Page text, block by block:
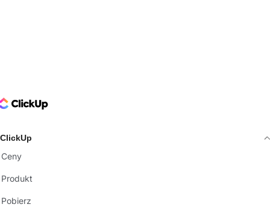
Logo
ClickUp
Ceny
Produkt
Pobierz